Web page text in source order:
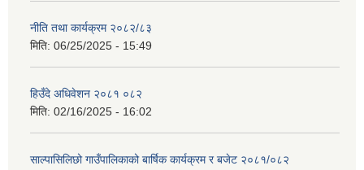
नीति तथा कार्यक्रम २०८२/८३
मिति: 06/25/2025 - 15:49
हिउँदे अधिवेशन २०८१ ०८२
मिति: 02/16/2025 - 16:02
साल्पासिलिछो गाउँपालिकाको बार्षिक कार्यक्रम र बजेट २०८१/०८२